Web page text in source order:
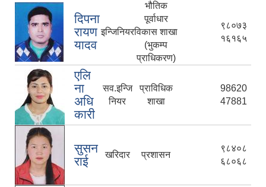
दिपना
रायण
यादव
इन्जिनियर
भौतिक
पूर्वाधार
विकास शाखा
(भुकम्प
प्राधिकरण)
९८०७३
१६१६५
एलि
ना
अधि
कारी
सव.इन्जि
नियर
प्राविधिक
शाखा
98620
47881
सुसन
राई
खरिदार प्रशासन
९८४०८
६८०६८